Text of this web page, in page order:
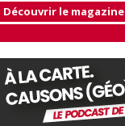
Découvrir le magazine